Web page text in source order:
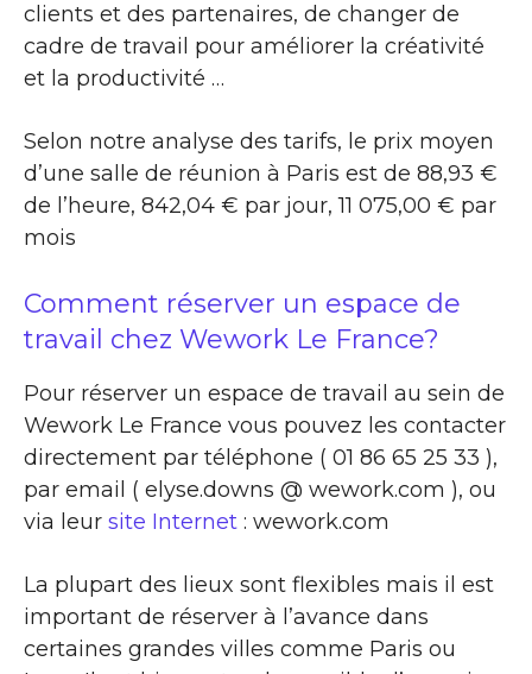
clients et des partenaires, de changer de
cadre de travail pour améliorer la créativité
et la productivité …
Selon notre analyse des tarifs, le prix moyen
d’une salle de réunion à Paris est de 88,93 €
de l’heure, 842,04 € par jour, 11 075,00 € par
mois
Comment réserver un espace de
travail chez Wework Le France?
Pour réserver un espace de travail au sein de
Wework Le France vous pouvez les contacter
directement par téléphone ( 01 86 65 25 33 ),
par email ( elyse.downs @ wework.com ), ou
via leur site Internet : wework.com
La plupart des lieux sont flexibles mais il est
important de réserver à l’avance dans
certaines grandes villes comme Paris ou